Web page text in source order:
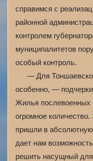
справимся с
районной
контролем
муниципалитетов
особый контроль.
— Для
особенно, —
Жилья послевоенных
огромное
пришли в абсолютную
дает нам
решить насущный для